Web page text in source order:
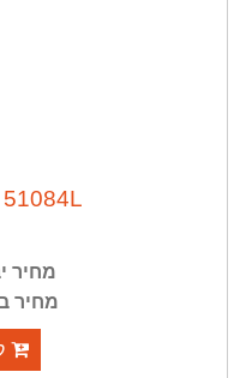
מחיר
מחיר